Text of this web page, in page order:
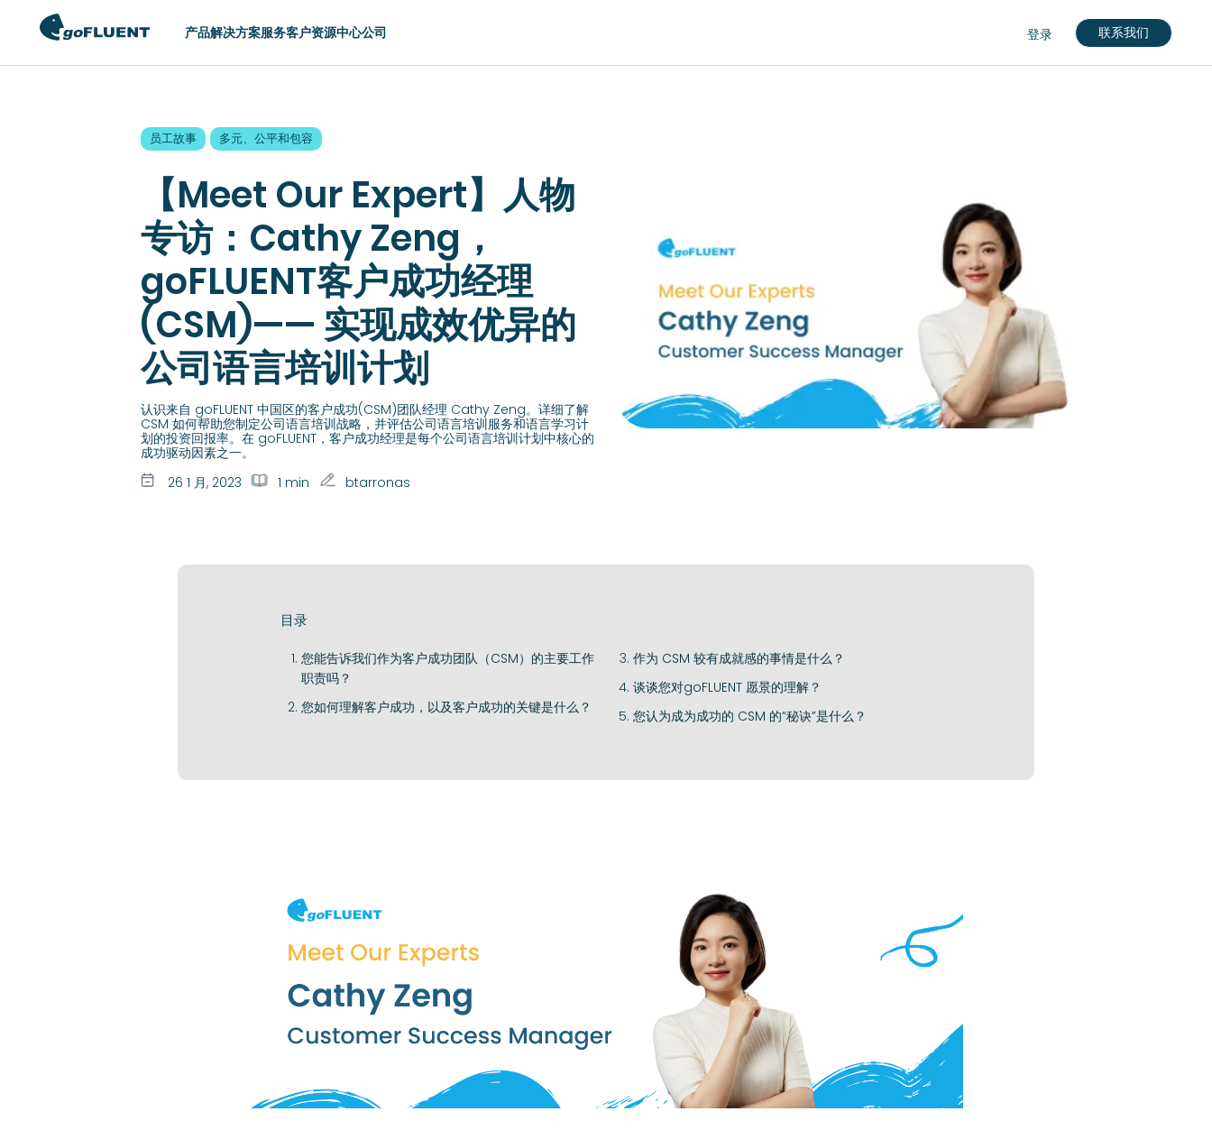
产品解决方案服务客户资源中心公司
United States (English)
Argentina (Español)
Brasil (Português)
Chile (Español)
Colombia (Español)
México (Español)
Hong Kong (English)
Indonesia (English)
Philippines (English)
Singapore (English)
中国 (简体中文)
日本 (日本語)
한국 (한국어)
Česká republika (English)
France (Français)
Italia (Italiano)
Maurice (Français)
Portugal (Português)
Türkiye (Türkçe)
Suisse (Français)
Slovensko (English)
Schweiz (Deutch)
登录 联系我们
员工故事 多元、公平和包容
【Meet Our Expert】人物
专访：Cathy Zeng，
goFLUENT客户成功经理
(CSM)—— 实现成效优异的
公司语言培训计划
认识来自 goFLUENT 中国区的客户成功(CSM)团队经理 Cathy Zeng。详细了解
CSM 如何帮助您制定公司语言培训战略，并评估公司语言培训服务和语言学习计
划的投资回报率。在 goFLUENT，客户成功经理是每个公司语言培训计划中核心的
成功驱动因素之一。
26 1 月, 2023
1 min btarronas
目录
您能告诉我们作为客户成功团队（CSM）的主要工作
职责吗？
您如何理解客户成功，以及客户成功的关键是什么？
作为 CSM 较有成就感的事情是什么？
谈谈您对goFLUENT 愿景的理解？
您认为成为成功的 CSM 的“秘诀”是什么？